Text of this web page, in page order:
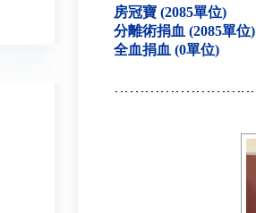
房冠寶 (2085單位)
分離術捐血 (2085單位)
全血捐血 (0單位)